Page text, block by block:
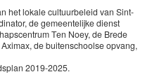
het lokale cultuurbeleid van Sint-
de gemeentelijke dienst
Ten Noey, de Brede
de buitenschoolse opvang,
2019-2025.